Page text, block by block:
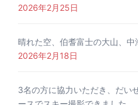
2026年2月25日
晴れた空、伯耆富士の大山、中
2026年2月18日
3名の方に協力いただき、だい